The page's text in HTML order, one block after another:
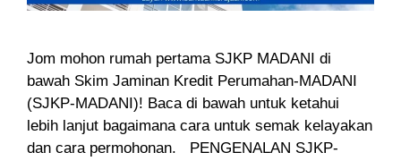
Jom mohon rumah pertama SJKP MADANI di
bawah Skim Jaminan Kredit Perumahan-MADANI
(SJKP-MADANI)! Baca di bawah untuk ketahui
lebih lanjut bagaimana cara untuk semak kelayakan
dan cara permohonan. PENGENALAN SJKP-